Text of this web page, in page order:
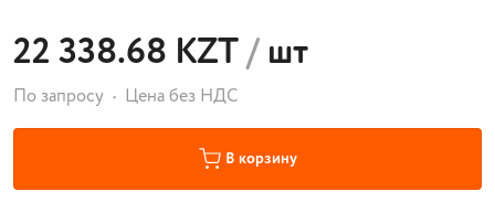
22 338.68 KZT/шт
По запросу Цена без НДС
В корзину